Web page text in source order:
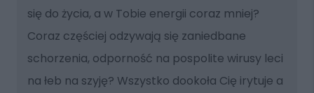
się do życia, a w Tobie energii coraz mniej?
Coraz częściej odzywają się zaniedbane
schorzenia, odporność na pospolite wirusy leci
na łeb na szyję? Wszystko dookoła Cię irytuje a